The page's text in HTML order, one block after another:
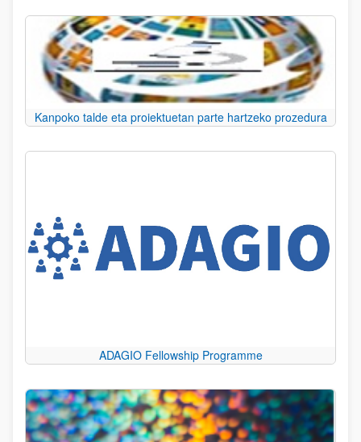
Kanpoko talde eta proiektuetan parte hartzeko prozedura
ADAGIO Fellowship Programme